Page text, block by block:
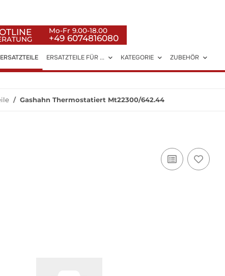
Mo-Fr 9.00-18.00
+49 6074816080
ERSATZTEILE FÜR ... KATEGORIE ZUBEHÖR
Gashahn Thermostatiert Mt22300/642.44